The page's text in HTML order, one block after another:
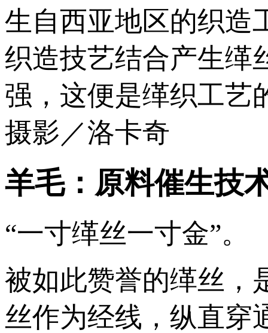
生自西亚地区的织造
织造技艺结合产生缂
强，这便是缂织工艺
摄影／洛卡奇
羊毛：原料催生技
“一寸缂丝一寸金”。
被如此赞誉的缂丝，
丝作为经线，纵直穿